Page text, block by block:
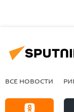
ВСЕ НОВОСТИ